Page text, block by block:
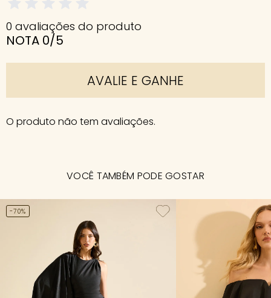
0 avaliações do produto
NOTA 0/5
AVALIE E GANHE
O produto não tem avaliações.
VOCÊ TAMBÉM PODE GOSTAR
-70%